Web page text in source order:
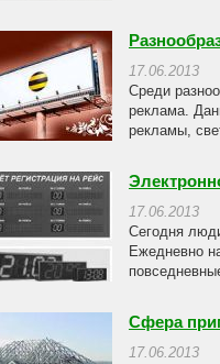
17.06.2013
Среди
реклама.
рекламы,
17.06.2013
Сегодня
Ежедневно
Сфера
17.06.2013